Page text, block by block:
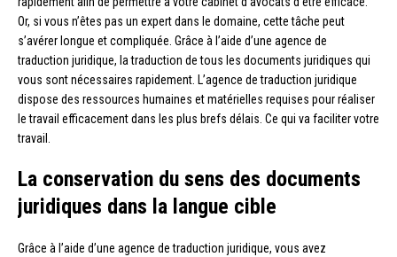
Or, si vous n’êtes pas un expert dans le domaine, cette tâche peut
s’avérer longue et compliquée. Grâce à l’aide d’une agence de
traduction juridique, la traduction de tous les documents juridiques qui
vous sont nécessaires rapidement. L’agence de traduction juridique
dispose des ressources humaines et matérielles requises pour réaliser
le travail efficacement dans les plus brefs délais. Ce qui va faciliter votre
travail.
La conservation du sens des documents
juridiques dans la langue cible
Grâce à l’aide d’une agence de traduction juridique, vous avez